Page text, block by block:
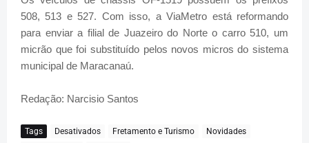
508, 513 e 527. Com isso, a ViaMetro está reformando
para enviar a filial de Juazeiro do Norte o carro 510, um
micrão que foi substituído pelos novos micros do sistema
municipal de Maracanaú.
Redação: Narcisio Santos
Tags Desativados Fretamento e Turismo
Novidades